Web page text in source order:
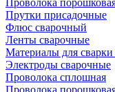
Проволока
Прутки присадочные
Флюс сварочный
Ленты сварочные
Материалы для сварки
Электроды сварочные
Проволока сплошная
Проволока